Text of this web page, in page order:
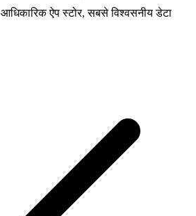
आधिकारिक ऐप स्टोर, सबसे विश्वसनीय डेटा